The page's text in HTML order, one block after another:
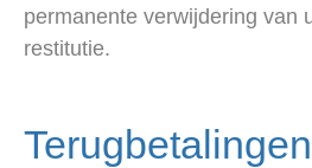
permanente verwijdering van
restitutie.